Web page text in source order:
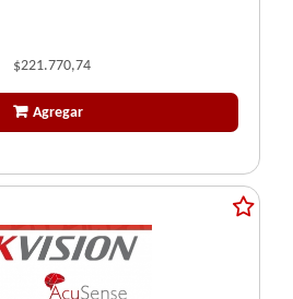
$221.770,74
Agregar